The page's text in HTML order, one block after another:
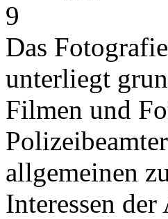
9
Das
unterliegt
Filmen und
allgemeinen
Interessen